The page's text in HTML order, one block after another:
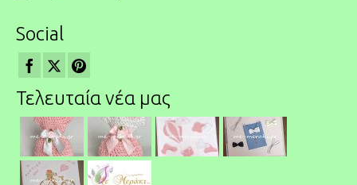
Social
Τελευταία νέα μας